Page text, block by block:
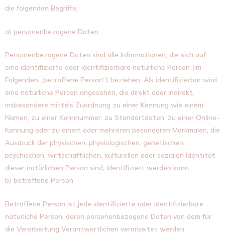
die folgenden Begriffe:
a) personenbezogene Daten
Personenbezogene Daten sind alle Informationen, die sich auf
eine identifizierte oder identifizierbare natürliche Person (im
Folgenden „betroffene Person“) beziehen. Als identifizierbar wird
eine natürliche Person angesehen, die direkt oder indirekt,
insbesondere mittels Zuordnung zu einer Kennung wie einem
Namen, zu einer Kennnummer, zu Standortdaten, zu einer Online-
Kennung oder zu einem oder mehreren besonderen Merkmalen, die
Ausdruck der physischen, physiologischen, genetischen,
psychischen, wirtschaftlichen, kulturellen oder sozialen Identität
dieser natürlichen Person sind, identifiziert werden kann.
b) betroffene Person
Betroffene Person ist jede identifizierte oder identifizierbare
natürliche Person, deren personenbezogene Daten von dem für
die Verarbeitung Verantwortlichen verarbeitet werden.